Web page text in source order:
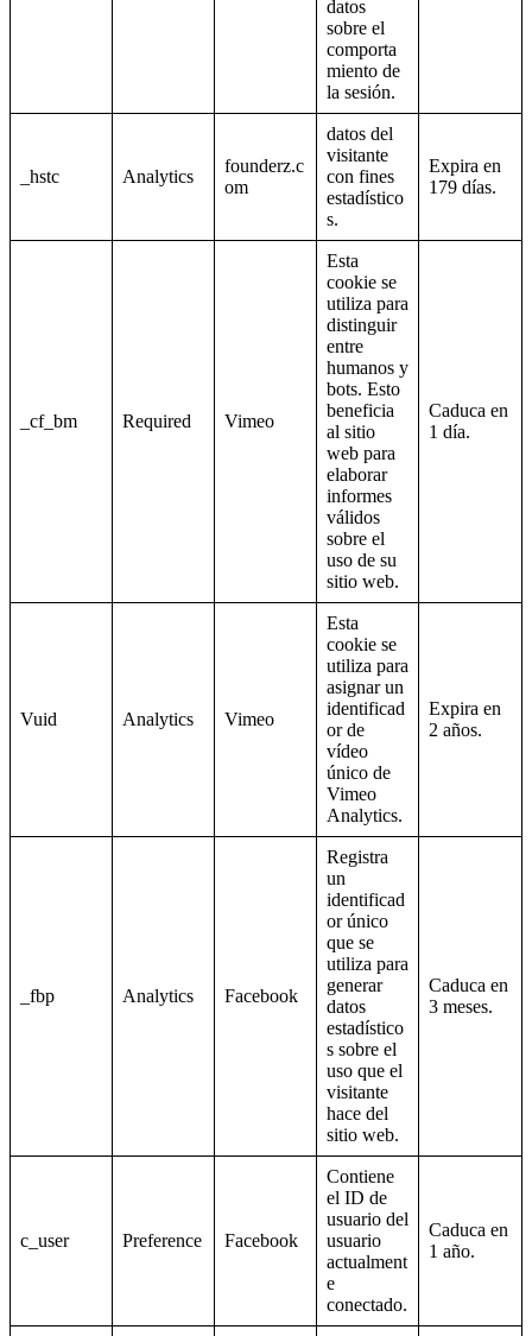
datos
sobre el
comporta
miento de
la sesión.
_hstc Analytics
founderz.c
om
datos del
visitante
con fines
estadístico
s.
Expira en
179 días.
_cf_bm Required Vimeo
Esta
cookie se
utiliza para
distinguir
entre
humanos y
bots. Esto
beneficia
al sitio
web para
elaborar
informes
válidos
sobre el
uso de su
sitio web.
Caduca en
1 día.
Vuid Analytics Vimeo
Esta
cookie se
utiliza para
asignar un
identificad
or de
vídeo
único de
Vimeo
Analytics.
Expira en
2 años.
_fbp Analytics Facebook
Registra
un
identificad
or único
que se
utiliza para
generar
datos
estadístico
s sobre el
uso que el
visitante
hace del
sitio web.
Caduca en
3 meses.
c_user Preference Facebook
Contiene
el ID de
usuario del
usuario
actualment
e
conectado.
Caduca en
1 año.